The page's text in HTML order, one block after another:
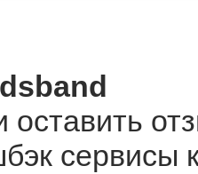
оставить
сервисы